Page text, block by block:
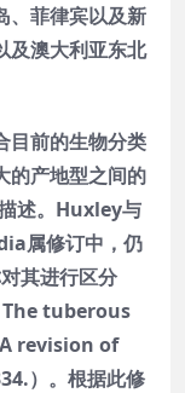
、菲律宾以及新
及澳大利亚东北
目前的生物分类
的产地型之间的
述。Huxley与
属修订中，仍
其进行区分
The tuberous
revision of
）。根据此修